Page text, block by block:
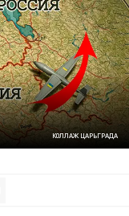
КОЛЛАЖ ЦАРЬГРАДА